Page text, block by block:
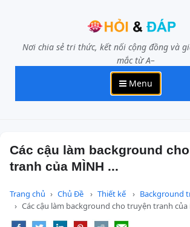
Nơi chia sẻ tri thức, kết nối cộng đồng và
mắc từ A–
Menu
Các cậu làm background
tranh của MÌNH ...
Trang chủ Chủ Đề Thiết kế
Background
Các cậu làm background cho truyện tranh của